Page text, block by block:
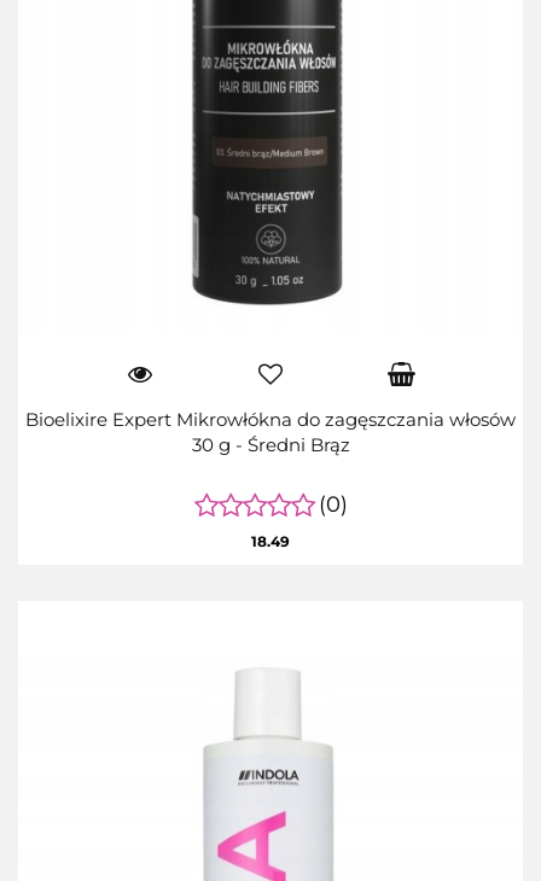
Bioelixire Expert Mikrowłókna do zagęszczania włosów
30 g - Średni Brąz
(0)
18.49